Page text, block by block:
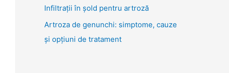
Infiltrații în șold pentru artroză
Artroza de genunchi: simptome, cauze
și opțiuni de tratament